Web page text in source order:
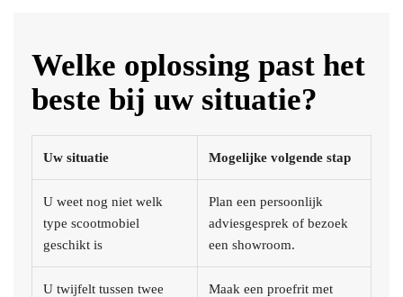
Welke oplossing past het
beste bij uw situatie?
Uw situatie Mogelijke volgende stap
U weet nog niet welk
type scootmobiel
geschikt is
Plan een persoonlijk
adviesgesprek of bezoek
een showroom.
U twijfelt tussen twee
Maak een proefrit met